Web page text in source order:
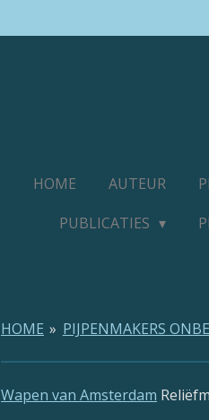
HOME AUTEUR
PUBLICATIES
HOME » PIJPENMAKERS
Wapen van Amsterdam